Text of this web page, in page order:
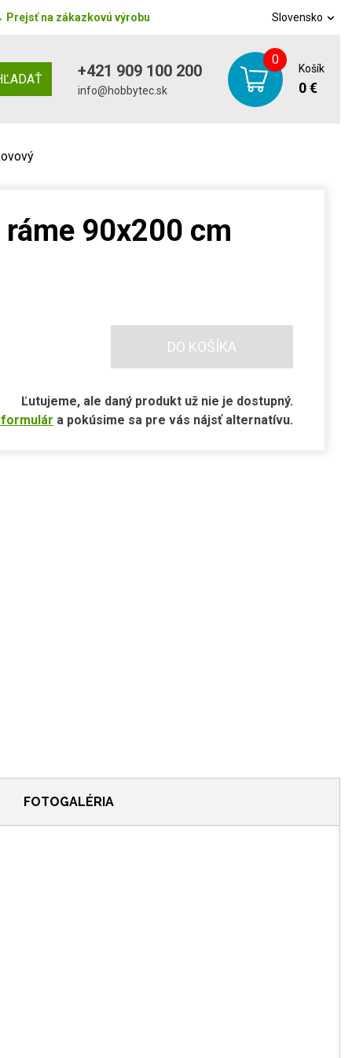
Prejsť na zákazkovú výrobu Slovensko
+421 909 100 200
info@hobbytec.sk
0
Košík
0 €
90x200 cm
DO KOŠÍKA
Ľutujeme, ale daný produkt už nie je dostupný.
a pokúsime sa pre vás nájsť alternatívu.
FOTOGALÉRIA